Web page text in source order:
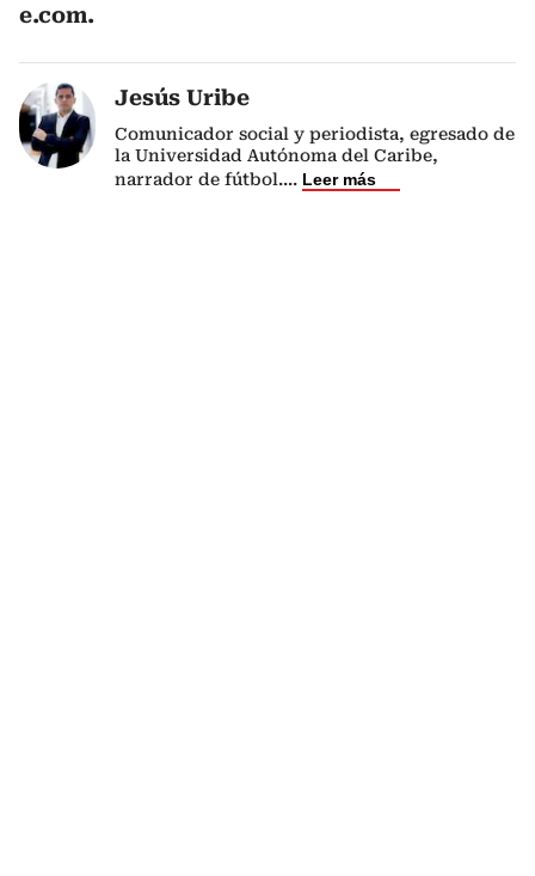
e.com.
Jesús Uribe
Comunicador social y periodista, egresado de
la Universidad Autónoma del Caribe,
narrador de fútbol.... Leer más